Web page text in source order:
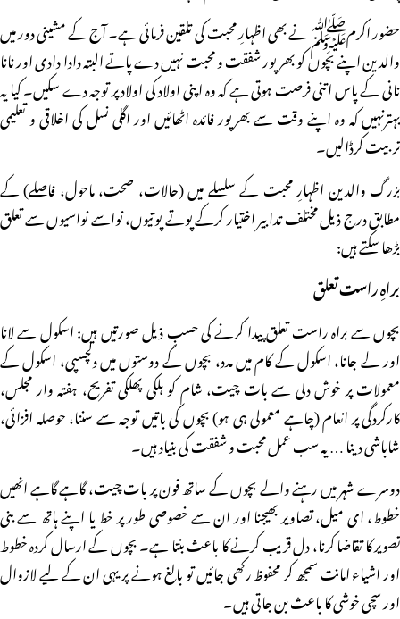
حضور اکرمﷺ نے بھی اظہارِ محبت کی تلقین فرمائی ہے۔ آج کے مشینی دور میں
والدین اپنے بچوں کو بھرپور شفقت و محبت نہیں دے پاتے البتہ دادا دادی اور نانا
نانی کے پاس اتنی فرصت ہوتی ہے کہ وہ اپنی اولاد کی اولاد پر توجہ دے سکیں۔ کیا یہ
بہترنہیں کہ وہ اپنے وقت سے بھرپور فائدہ اٹھائیں اور اگلی نسل کی اخلاقی و تعلیمی
تربیت کرڈالیں۔
بزرگ والدین اظہارِ محبت کے سلسلے میں (حالات، صحت، ماحول، فاصلے) کے
مطابق درج ذیل مختلف تدابیر اختیار کرکے پوتے پوتیوں، نواسے نواسیوں سے تعلق
بڑھا سکتے ہیں:
براہِ راست تعلق
بچوں سے براہ راست تعلق پیدا کرنے کی حسبِ ذیل صورتیں ہیں: اسکول سے لانا
اور لے جانا، اسکول کے کام میں مدد، بچوں کے دوستوں میں دلچسپی، اسکول کے
معمولات پر خوش دلی سے بات چیت، شام کو ہلکی پھلکی تفریح، ہفتہ وار مجلس،
کارکردگی پر انعام (چاہے معمولی ہی ہو) بچوں کی باتیں توجہ سے سننا، حوصلہ افزائی،
شاباشی دینا … یہ سب عمل محبت و شفقت کی بنیاد ہیں۔
دوسرے شہر میں رہنے والے بچوں کے ساتھ فون پر بات چیت، گاہے گاہے انھیں
خطوط، ای میل، تصاویر بھیجنا اور ان سے خصوصی طور پر خط یا اپنے ہاتھ سے بنی
تصویر کا تقاضا کرنا، دل قریب کرنے کا باعث بنتا ہے۔ بچوں کے ارسال کردہ خطوط
اور اشیاء امانت سمجھ کر محفوظ رکھی جائیں تو بالغ ہونے پر یہی ان کے لیے لازوال
اور سچی خوشی کا باعث بن جاتی ہیں۔